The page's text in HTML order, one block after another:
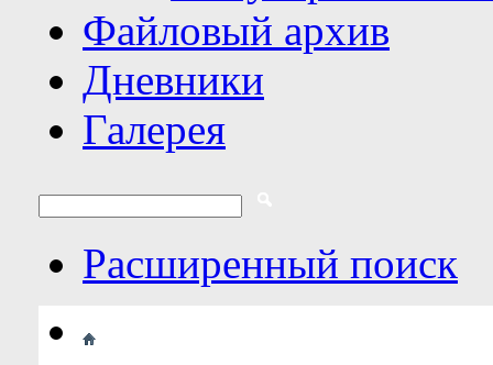
Файловый архив
Дневники
Галерея
Расширенный поиск